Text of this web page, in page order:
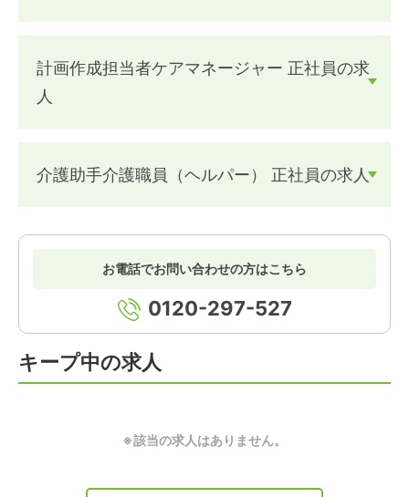
計画作成担当者ケアマネージャー 正社員の求
人
介護助手介護職員（ヘルパー） 正社員の求人
お電話でお問い合わせの方はこちら
0120-297-527
キープ中の求人
※該当の求人はありません。